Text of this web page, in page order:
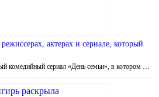
актерах и сериале, который
комедийный сериал «День семьи», в котором …